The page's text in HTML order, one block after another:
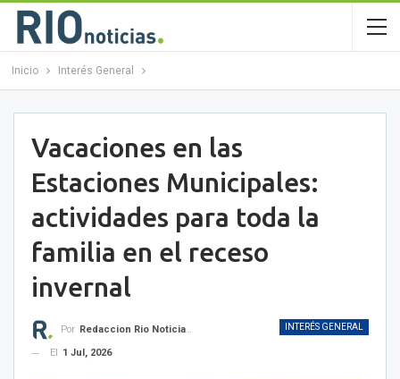
Inicio Interés General
Vacaciones en las
Estaciones Municipales:
actividades para toda la
familia en el receso
invernal
INTERÉS GENERAL
Por Redaccion Rio Noticias OK
El
1 Jul, 2026